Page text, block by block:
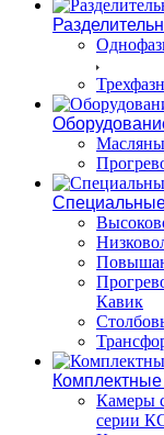
Кавик
Камеры
серии